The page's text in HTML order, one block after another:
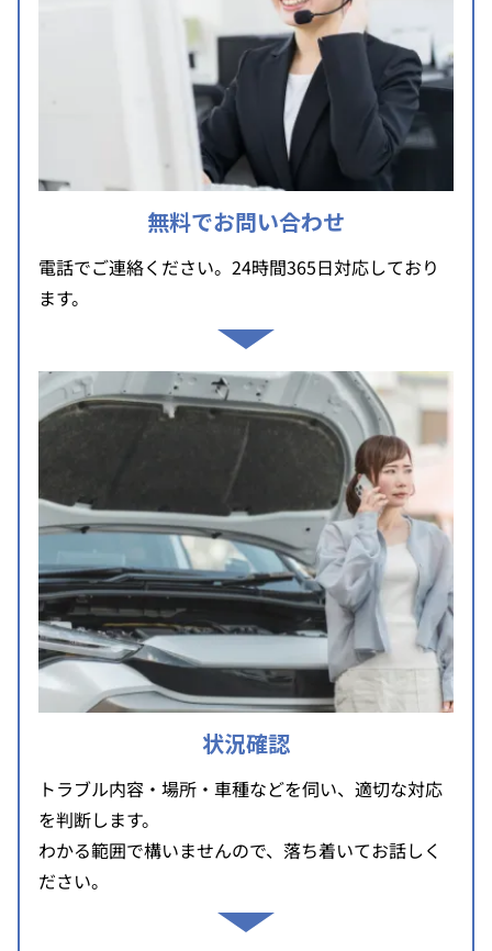
無料でお問い合わせ
電話でご連絡ください。24時間365日対応しており
ます。
状況確認
トラブル内容・場所・車種などを伺い、適切な対応
を判断します。
わかる範囲で構いませんので、落ち着いてお話しく
ださい。